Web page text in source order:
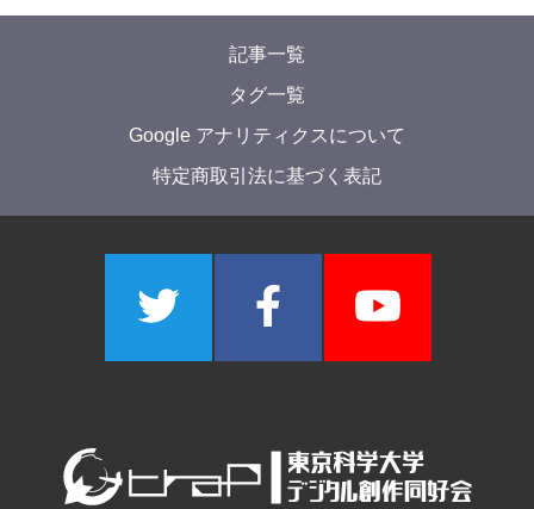
Reisebericht für die Selbstzufriedenheit
Luke256